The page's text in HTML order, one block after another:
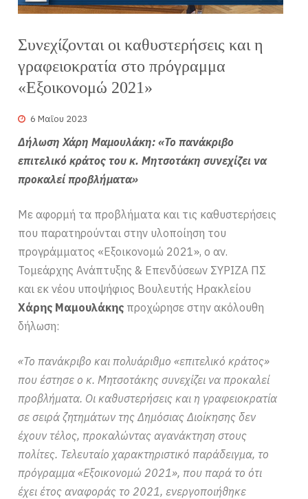
Συνεχίζονται οι καθυστερήσεις και η
γραφειοκρατία στο πρόγραμμα
«Εξοικονομώ 2021»
6 Μαΐου 2023
Δήλωση Χάρη Μαμουλάκη: «Το πανάκριβο
επιτελικό κράτος του κ. Μητσοτάκη συνεχίζει να
προκαλεί προβλήματα»
Με αφορμή τα προβλήματα και τις καθυστερήσεις
που παρατηρούνται στην υλοποίηση του
προγράμματος «Εξοικονομώ 2021», ο αν.
Τομεάρχης Ανάπτυξης & Επενδύσεων ΣΥΡΙΖΑ ΠΣ
και εκ νέου υποψήφιος Βουλευτής Ηρακλείου
Χάρης Μαμουλάκης προχώρησε στην ακόλουθη
δήλωση:
«Το πανάκριβο και πολυάριθμο «επιτελικό κράτος»
που έστησε ο κ. Μητσοτάκης συνεχίζει να προκαλεί
προβλήματα. Οι καθυστερήσεις και η γραφειοκρατία
σε σειρά ζητημάτων της Δημόσιας Διοίκησης δεν
έχουν τέλος, προκαλώντας αγανάκτηση στους
πολίτες. Τελευταίο χαρακτηριστικό παράδειγμα, το
πρόγραμμα «Εξοικονομώ 2021», που παρά το ότι
έχει έτος αναφοράς το 2021, ενεργοποιήθηκε